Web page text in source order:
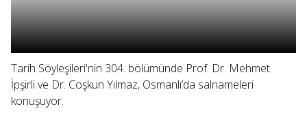
Tarih Söyleşileri'nin 304. bölümünde Prof. Dr. Mehmet
İpşirli ve Dr. Coşkun Yılmaz, Osmanlı’da salnameleri
konuşuyor.